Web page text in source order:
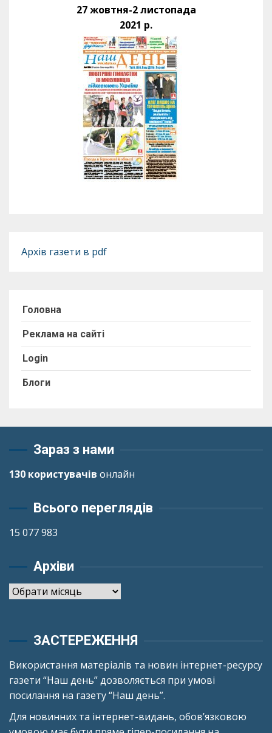
27 жовтня-2 листопада
2021 р.
Архів газети в pdf
Головна
Реклама на сайті
Login
Блоги
Зараз з нами
130 користувачів онлайн
Всього переглядів
15 077 983
Архіви
Архіви
ЗАСТЕРЕЖЕННЯ
Використання матеріалів та новин інтернет-ресурсу
газети “Наш день” дозволяється при умові
посилання на газету “Наш день”.
Для новинних та інтернет-видань, обов’язковою